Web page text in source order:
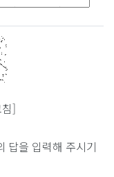
]
답을 입력해 주시기